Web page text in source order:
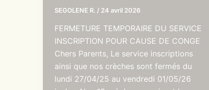
SEGOLENE R. / 24 avril 2026
FERMETURE TEMPORAIRE DU SERVICE
INSCRIPTION POUR CAUSE DE CONGE
Chers Parents, Le service inscriptions
ainsi que nos crèches sont fermés du
lundi 27/04/25 au vendredi 01/05/26